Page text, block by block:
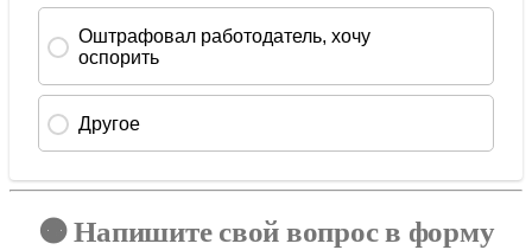
🟠 Напишите свой вопрос в форму